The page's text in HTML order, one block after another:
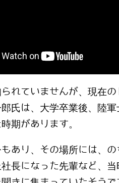
れていませんが、現在
氏は、大学卒業後、陸軍
期があります。
あり、その場所には、
長になった先輩など、